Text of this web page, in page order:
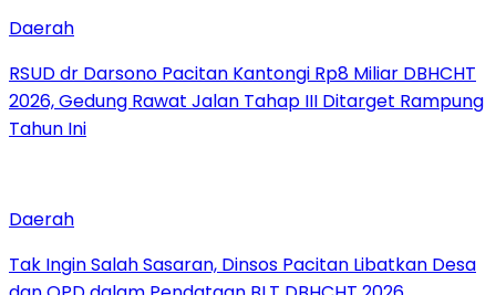
Daerah
RSUD dr Darsono Pacitan Kantongi Rp8 Miliar DBHCHT
2026, Gedung Rawat Jalan Tahap III Ditarget Rampung
Tahun Ini
Daerah
Tak Ingin Salah Sasaran, Dinsos Pacitan Libatkan Desa